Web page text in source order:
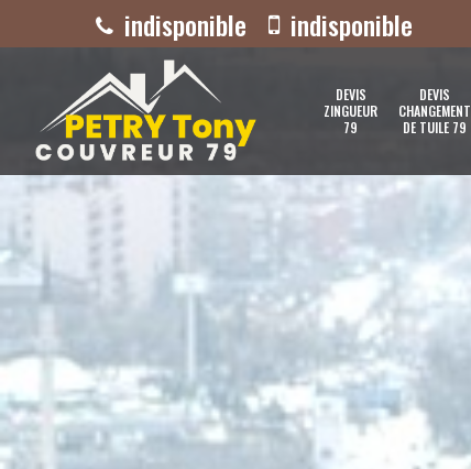
indisponible indisponible
DEVIS
ZINGUEUR
79
DEVIS
CHANGEMENT
DE TUILE 79